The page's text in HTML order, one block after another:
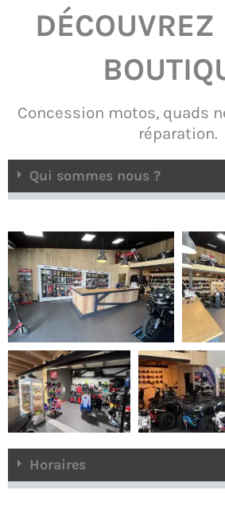
DÉCOUVREZ
Concession motos, quads
réparation.
Qui sommes nous ?
Horaires